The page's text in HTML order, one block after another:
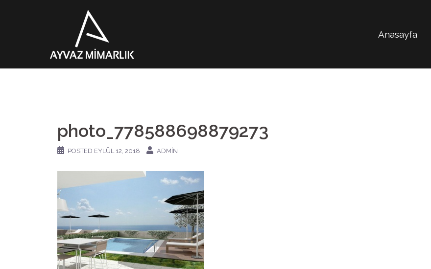
Anasayfa
photo_778588698879273
POSTED EYLÜL 12, 2018 ADMIN